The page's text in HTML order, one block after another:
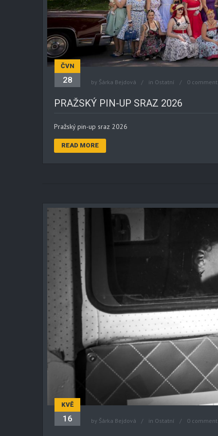
ČVN
28 by Šárka Bejdová in Ostatní 0
PRAŽSKÝ PIN-UP SRAZ 2026
Pražský pin-up sraz 2026
READ MORE
KVĚ
16 by Šárka Bejdová in Ostatní 0